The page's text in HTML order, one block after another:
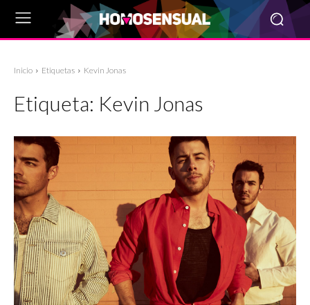
Inicio Etiquetas Kevin Jonas
Etiqueta: Kevin Jonas